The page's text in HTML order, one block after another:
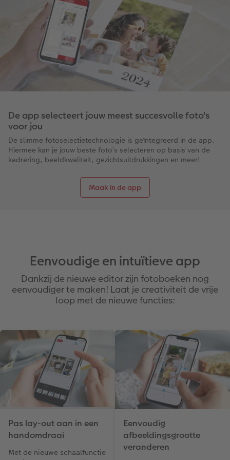
Art Collection
Ontwerpopties
Tips voor fotoboeken
Opslag in CEWE myPhotos
Fotokiosk
Alle extra's
CEWE Magazine
Tipa Awards
De app selecteert jouw meest succesvolle foto's
voor jou
De slimme fotoselectietechnologie is geïntegreerd in de app.
Hiermee kan je jouw beste foto’s selecteren op basis van de
kadrering, beeldkwaliteit, gezichtsuitdrukkingen en meer!
Maak in de app
Eenvoudige en intuïtieve app
Dankzij de nieuwe editor zijn fotoboeken nog
eenvoudiger te maken! Laat je creativiteit de vrije
loop met de nieuwe functies:
Pas lay-out aan in een
handomdraai
Met de nieuwe schaalfunctie
Eenvoudig
afbeeldingsgrootte
veranderen